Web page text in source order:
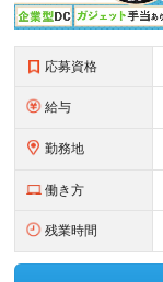
応募資格
給与
勤務地
働き方
残業時間